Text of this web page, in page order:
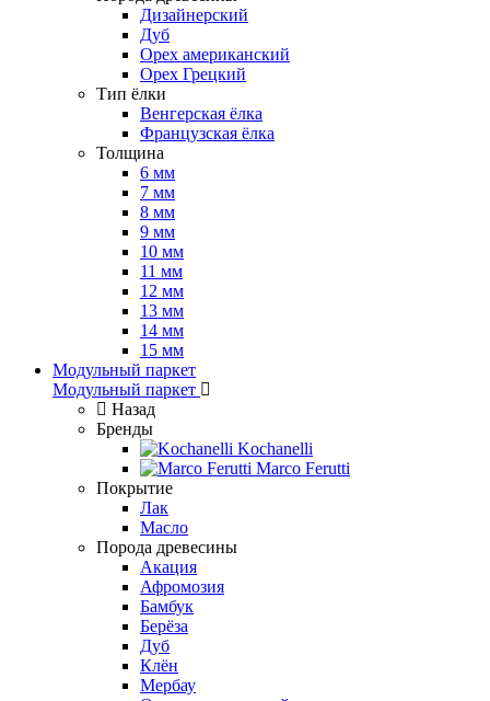
Дизайнерский
Дуб
Орех американский
Орех Грецкий
Тип ёлки
Венгерская ёлка
Французская ёлка
Толщина
6 мм
7 мм
8 мм
9 мм
10 мм
11 мм
12 мм
13 мм
14 мм
15 мм
Модульный паркет
Модульный паркет
Назад
Бренды
Kochanelli
Marco Ferutti
Покрытие
Лак
Масло
Порода древесины
Акация
Афромозия
Бамбук
Берёза
Дуб
Клён
Мербау